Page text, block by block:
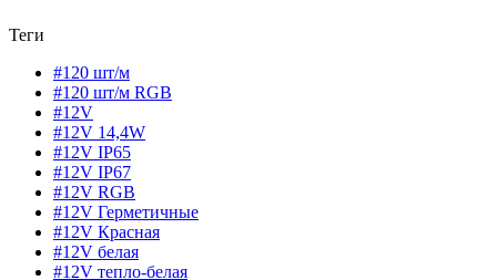
Теги
#120 шт/м
#120 шт/м RGB
#12V
#12V 14,4W
#12V IP65
#12V IP67
#12V RGB
#12V Герметичные
#12V Красная
#12V белая
#12V тепло-белая